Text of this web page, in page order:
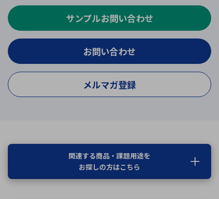
サンプルお問い合わせ
お問い合わせ
メルマガ登録
関連する商品・課題用途を
お探しの方はこちら